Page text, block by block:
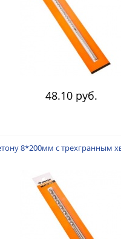
48.10 руб.
8*200мм с трехгранным